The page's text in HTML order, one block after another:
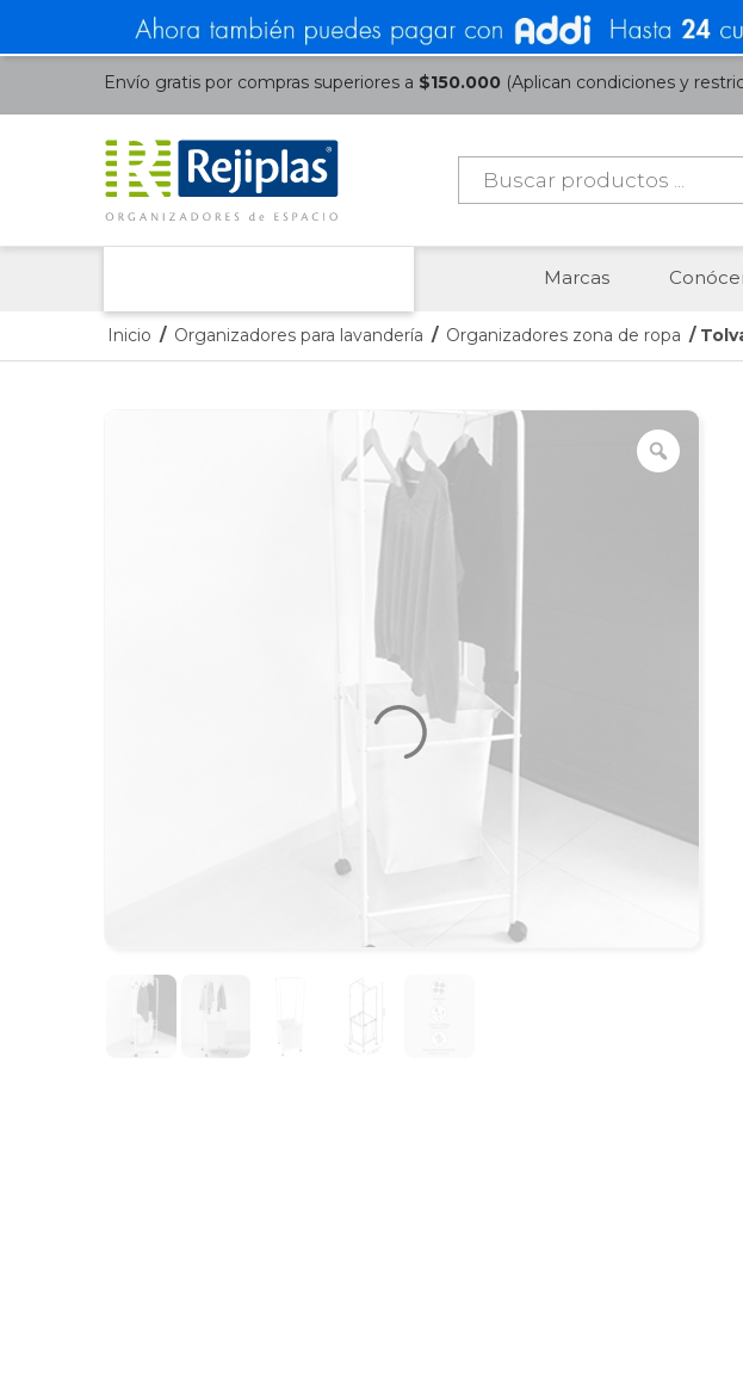
Envío gratis por compras superiores a $150.000 (Aplican condiciones y
Búsqueda
productos
Marcas
Inicio / Organizadores para lavandería / Organizadores zona de ropa /